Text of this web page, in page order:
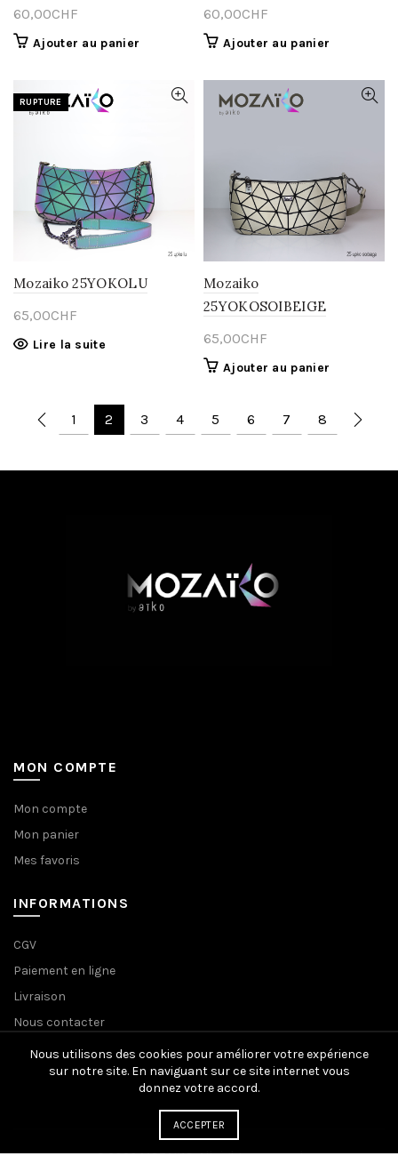
60,00CHF
Ajouter au panier
60,00CHF
Ajouter au panier
RUPTURE
Mozaiko 25YOKOLU
65,00CHF
Lire la suite
Mozaiko
25YOKOSOIBEIGE
65,00CHF
Ajouter au panier
1 2 3 4 5 6 7 8
MON COMPTE
Mon compte
Mon panier
Mes favoris
INFORMATIONS
CGV
Paiement en ligne
Livraison
Nous contacter
© 2026MOZAIKO. All rights reserved
Nous utilisons des cookies pour améliorer votre expérience
sur notre site. En naviguant sur ce site internet vous
donnez votre accord.
ACCEPTER